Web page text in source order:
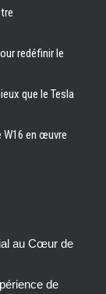
redéfinir le
que le Tesla
W16 en œuvre
au Cœur de
de